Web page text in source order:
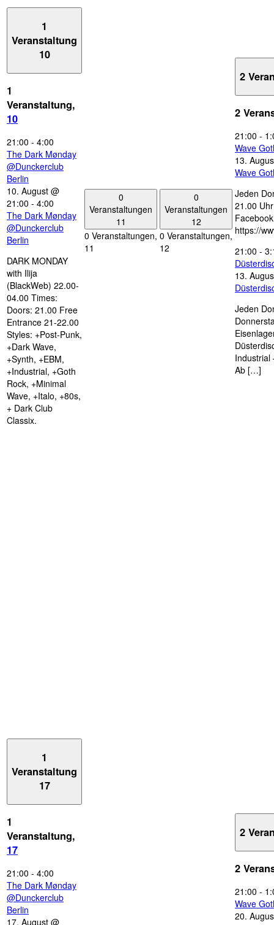
1
Veranstaltung
10
1
Veranstaltung,
10
21:00 - 4:00
The Dark Mønday
@Dunckerclub
Berlin
10. August @
21:00 - 4:00
The Dark Mønday
@Dunckerclub
Berlin
DARK MONDAY
with Ilija
(BlackWeb) 22.00-
04.00 Times:
Doors: 21.00 Free
Entrance 21-22.00
Styles: +Post-Punk,
+Dark Wave,
+Synth, +EBM,
+Industrial, +Goth
Rock, +Minimal
Wave, +Italo, +80s,
+ Dark Club
Classix.
0
Veranstaltungen
11
0 Veranstaltungen,
11
0
Veranstaltungen
12
0 Veranstaltungen,
12
2
2
21:00 -
Wave
13.
Wave
Jeden
21.00
https://
21:00 -
13.
Jeden
Industrial
Ab […]
1
Veranstaltung
17
1
Veranstaltung,
17
21:00 - 4:00
The Dark Mønday
@Dunckerclub
Berlin
17. August @
2
2
21:00 -
Wave
20.